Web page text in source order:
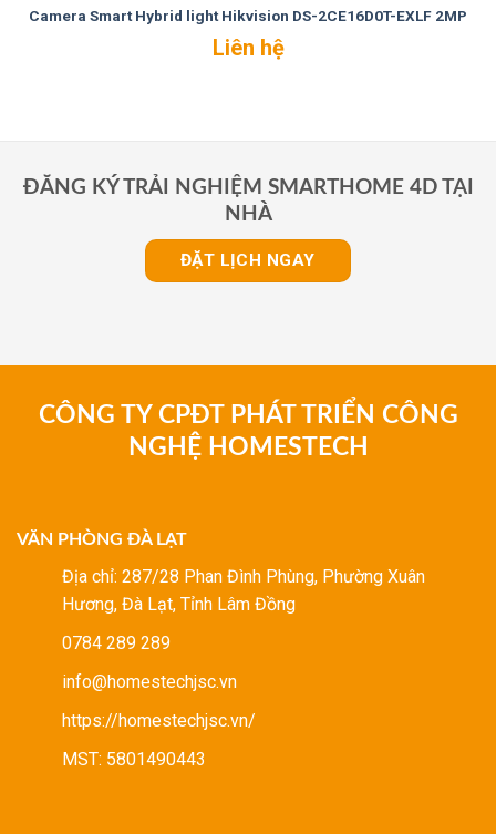
Camera Smart Hybrid light Hikvision DS-2CE16D0T-EXLF 2MP
Liên hệ
ĐĂNG KÝ TRẢI NGHIỆM SMARTHOME 4D TẠI
NHÀ
ĐẶT LỊCH NGAY
CÔNG TY CPĐT PHÁT TRIỂN CÔNG
NGHỆ HOMESTECH
VĂN PHÒNG ĐÀ LẠT
Địa chỉ: 287/28 Phan Đình Phùng, Phường Xuân
Hương, Đà Lạt, Tỉnh Lâm Đồng
0784 289 289
info@homestechjsc.vn
https://homestechjsc.vn/
MST: 5801490443